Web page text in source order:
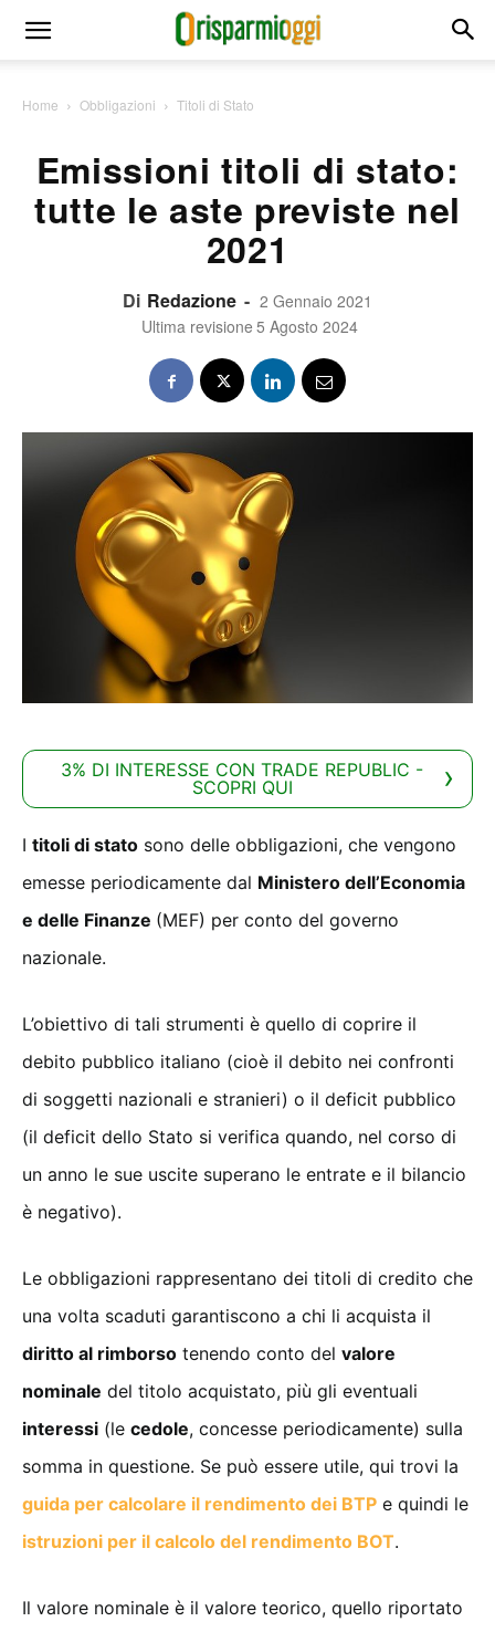
Home Obbligazioni Titoli di Stato
Emissioni titoli di stato:
tutte le aste previste nel
2021
Di Redazione - 2 Gennaio 2021
Ultima revisione 5 Agosto 2024
3% DI INTERESSE CON TRADE REPUBLIC -
SCOPRI QUI
I titoli di stato sono delle obbligazioni, che vengono
emesse periodicamente dal Ministero dell’Economia
e delle Finanze (MEF) per conto del governo
nazionale.
L’obiettivo di tali strumenti è quello di coprire il
debito pubblico italiano (cioè il debito nei confronti
di soggetti nazionali e stranieri) o il deficit pubblico
(il deficit dello Stato si verifica quando, nel corso di
un anno le sue uscite superano le entrate e il bilancio
è negativo).
Le obbligazioni rappresentano dei titoli di credito che
una volta scaduti garantiscono a chi li acquista il
diritto al rimborso tenendo conto del valore
nominale del titolo acquistato, più gli eventuali
interessi (le cedole, concesse periodicamente) sulla
somma in questione. Se può essere utile, qui trovi la
guida per calcolare il rendimento dei BTP e quindi le
istruzioni per il calcolo del rendimento BOT.
Il valore nominale è il valore teorico, quello riportato